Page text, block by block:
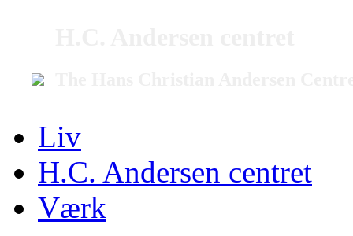
Liv
H.C. Andersen centret
Værk